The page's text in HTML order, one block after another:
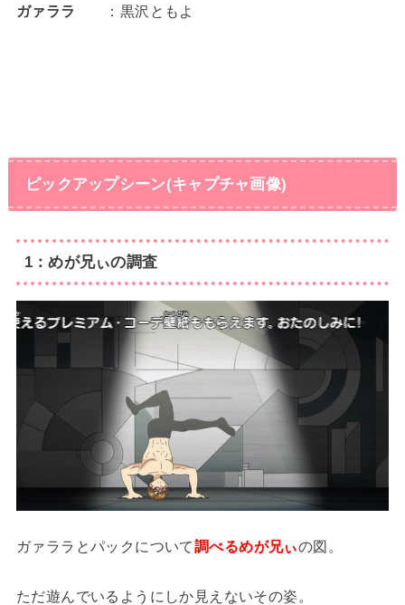
ガァララ
：黒沢ともよ
ピックアップシーン(キャプチャ画像)
1：めが兄ぃの調査
ガァララとパックについて調べるめが兄ぃの図。
ただ遊んでいるようにしか見えないその姿。